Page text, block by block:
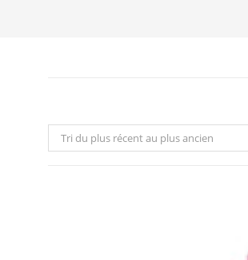
Tri du plus récent au plus ancien